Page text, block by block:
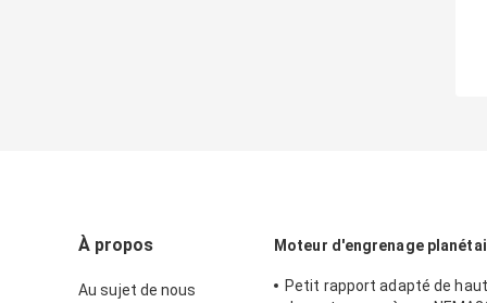
À propos
Au sujet de nous
Moteur d'engrenage
Petit rapport adapté de